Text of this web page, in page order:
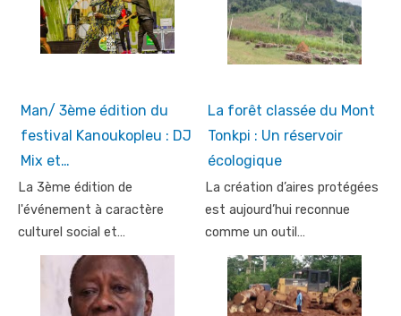
Man/ 3ème édition du
festival Kanoukopleu : DJ
Mix et…
La 3ème édition de
l'événement à caractère
culturel social et…
La forêt classée du Mont
Tonkpi : Un réservoir
écologique
La création d’aires protégées
est aujourd’hui reconnue
comme un outil…